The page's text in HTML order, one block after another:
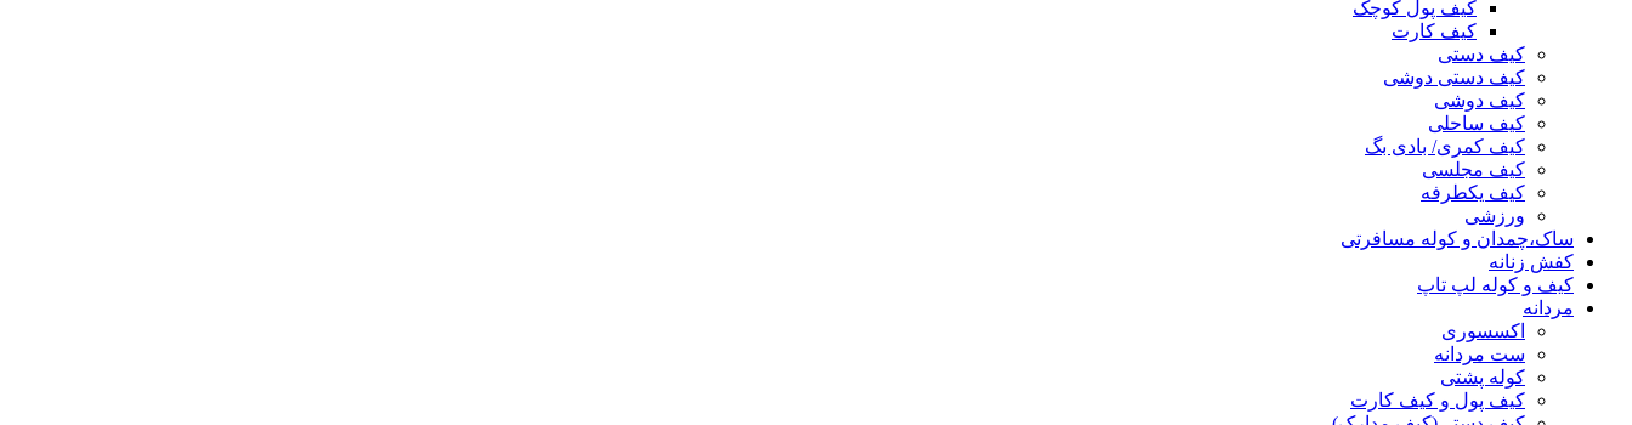
کیف پول کوچک
کیف کارت
کیف دستی
کیف دستی دوشی
کیف دوشی
کیف ساحلی
کیف کمری/ بادی بگ
کیف مجلسی
کیف یکطرفه
ورزشی
ساک،چمدان و کوله مسافرتی
کفش زنانه
کیف و کوله لپ تاپ
مردانه
اکسسوری
ست مردانه
کوله پشتی
کیف پول و کیف کارت